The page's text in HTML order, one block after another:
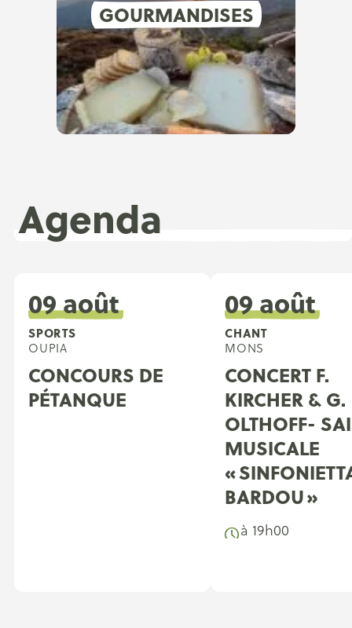
GOURMANDISES
Agenda
09 août
SPORTS
OUPIA
CONCOURS DE
PÉTANQUE
09 août
CHANT
MONS
CONCERT F.
KIRCHER & G.
OLTHOFF-
MUSICALE
«
BARDOU »
à 19h00